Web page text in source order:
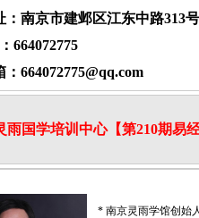
：南京市建邺区江东中路313
664072775
：664072775@qq.com
雨国学培训中心【第210期易
* 南京灵雨学馆创始